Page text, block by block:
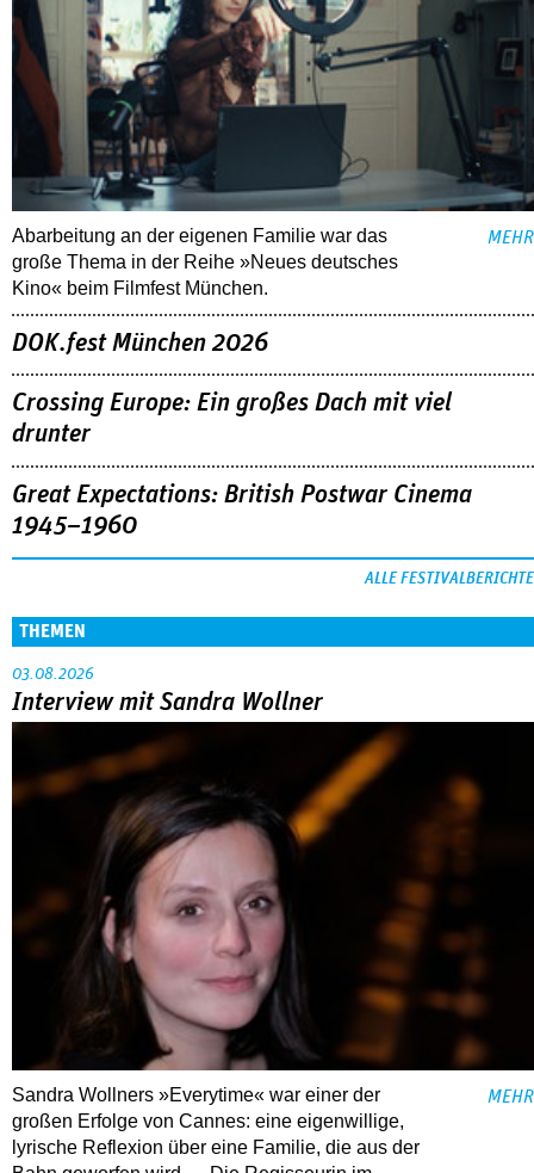
Abarbeitung an der eigenen Familie war das
große Thema in der Reihe »Neues deutsches
Kino« beim Filmfest München.
MEHR
DOK.fest München 2026
Crossing Europe: Ein großes Dach mit viel
drunter
Great Expectations: British Postwar Cinema
1945–1960
ALLE FESTIVALBERICHTE
THEMEN
03.08.2026
Interview mit Sandra Wollner
Sandra Wollners »Everytime« war einer der
großen Erfolge von Cannes: eine eigenwillige,
lyrische Reflexion über eine ­Familie, die aus der
MEHR